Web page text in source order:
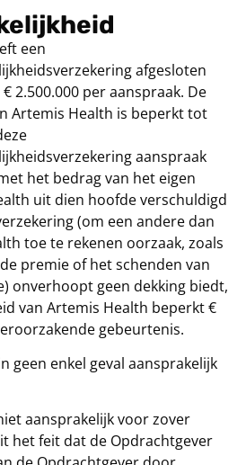
een
afgesloten
2.500.000 per aanspraak. De
Artemis Health is beperkt tot
aanspraak
het bedrag van het eigen
uit dien hoofde verschuldigd
(om een andere dan
toe te rekenen oorzaak, zoals
premie of het schenden van
onverhoopt geen dekking biedt,
van Artemis Health beperkt €
gebeurtenis.
geen enkel geval aansprakelijk
aansprakelijk voor zover
het feit dat de Opdrachtgever